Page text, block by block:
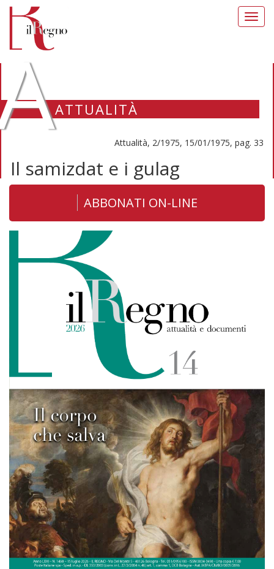
ATTUALITÀ
Attualità, 2/1975, 15/01/1975, pag. 33
Il samizdat e i gulag
ABBONATI ON-LINE